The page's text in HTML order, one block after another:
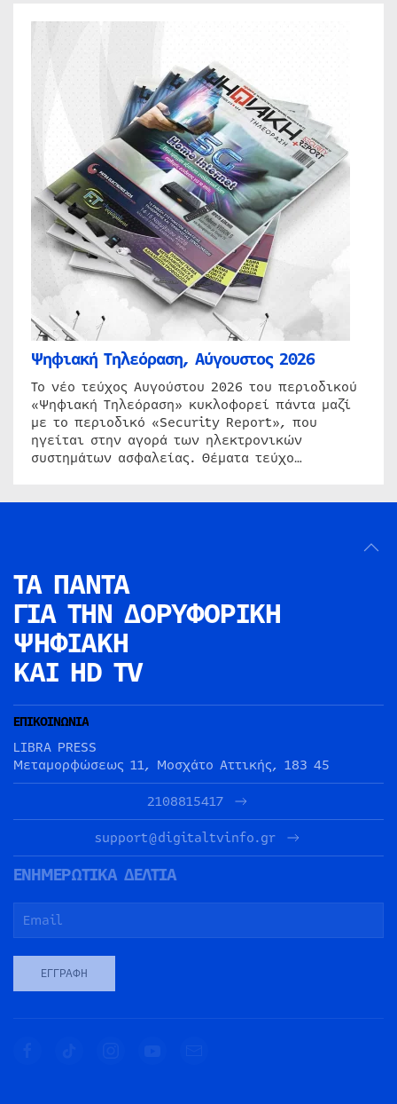
Ψηφιακή Τηλεόραση, Αύγουστος 2026
Το νέο τεύχος Αυγούστου 2026 του περιοδικού
«Ψηφιακή Τηλεόραση» κυκλοφορεί πάντα μαζί
με το περιοδικό «Security Report», που
ηγείται στην αγορά των ηλεκτρονικών
συστημάτων ασφαλείας. Θέματα τεύχο…
ΤΑ ΠΑΝΤΑ
ΓΙΑ ΤΗΝ ΔΟΡΥΦΟΡΙΚΗ
ΨΗΦΙΑΚΗ
ΚΑΙ HD TV
ΕΠΙΚΟΙΝΩΝΙΑ
LIBRA PRESS
Μεταμορφώσεως 11, Μοσχάτο Αττικής, 183 45
2108815417
support@digitaltvinfo.gr
ΕΝΗΜΕΡΩΤΙΚΑ ΔΕΛΤΙΑ
ΕΓΓΡΑΦΉ